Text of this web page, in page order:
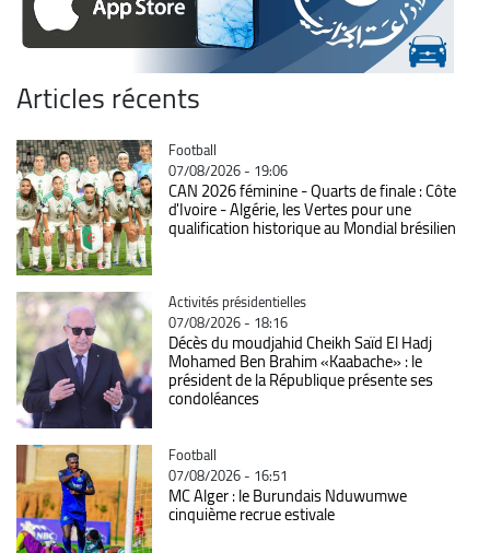
Articles récents
Catégorie
Football
07/08/2026 - 19:06
CAN 2026 féminine - Quarts de finale : Côte
d'Ivoire - Algérie, les Vertes pour une
qualification historique au Mondial brésilien
Catégorie
Activités présidentielles
07/08/2026 - 18:16
Décès du moudjahid Cheikh Saïd El Hadj
Mohamed Ben Brahim «Kaabache» : le
président de la République présente ses
condoléances
Catégorie
Football
07/08/2026 - 16:51
MC Alger : le Burundais Nduwumwe
cinquième recrue estivale